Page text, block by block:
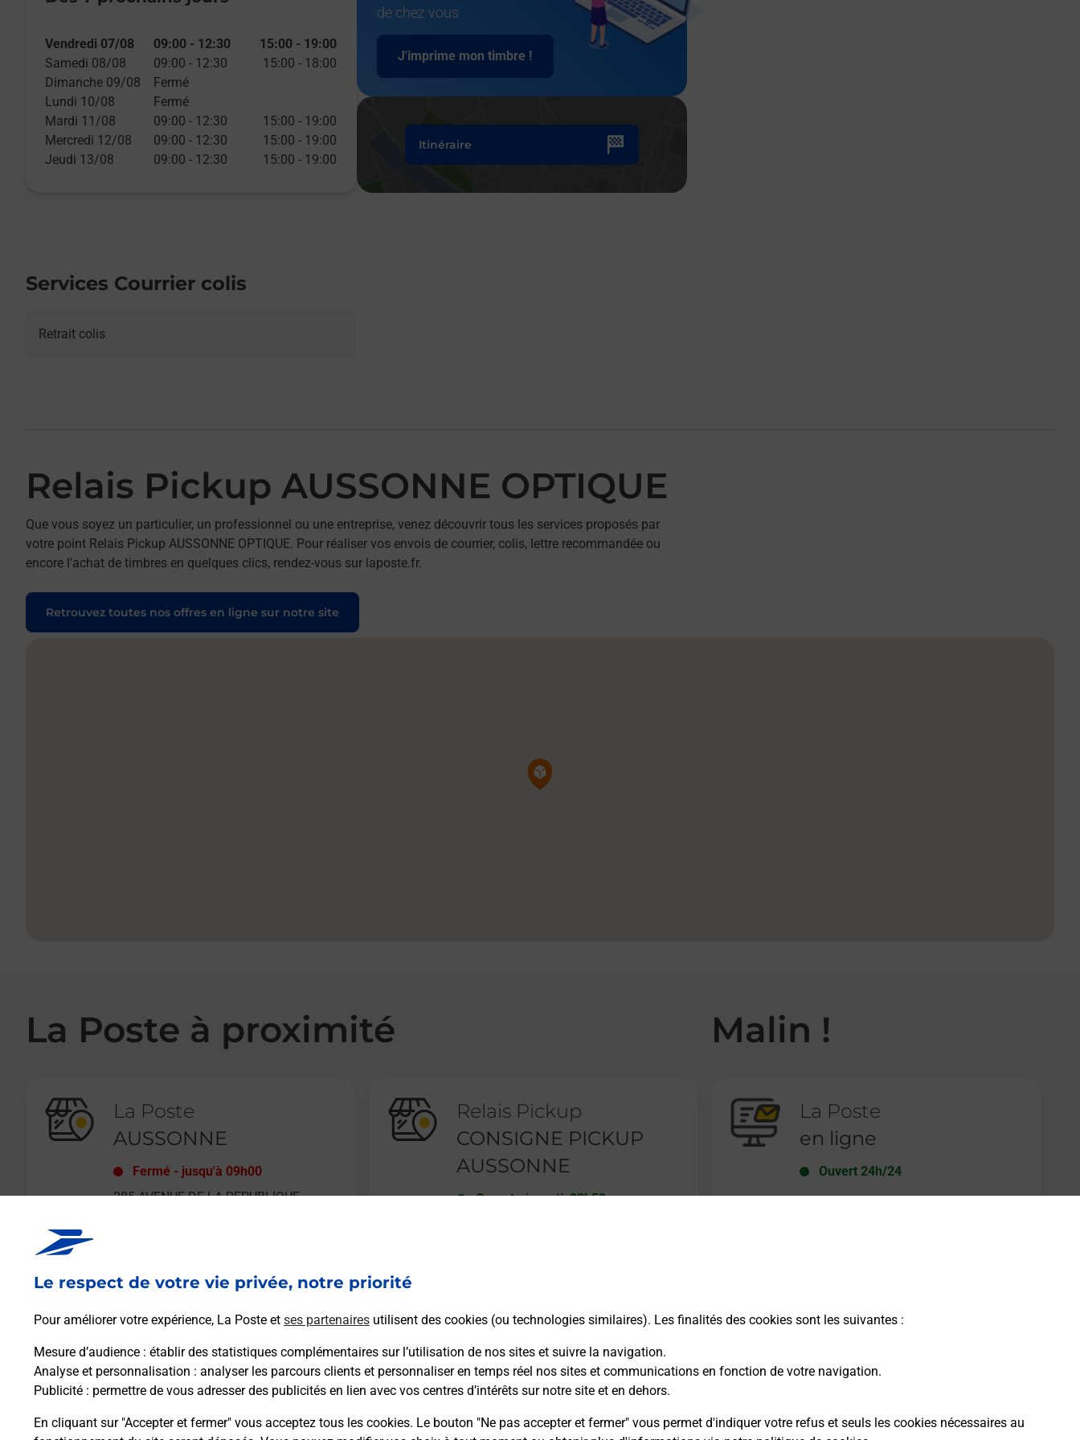
Le respect de votre vie privée, notre priorité
Pour améliorer votre expérience, La Poste et ses partenaires utilisent des cookies (ou technologies similaires). Les finalités des cookies sont les suivantes :
Mesure d’audience : établir des statistiques complémentaires sur l’utilisation de nos sites et suivre la navigation.
Analyse et personnalisation : analyser les parcours clients et personnaliser en temps réel nos sites et communications en fonction de votre navigation.
Publicité : permettre de vous adresser des publicités en lien avec vos centres d’intérêts sur notre site et en dehors.
En cliquant sur "Accepter et fermer" vous acceptez tous les cookies. Le bouton "Ne pas accepter et fermer" vous permet d'indiquer votre refus et seuls les cookies nécessaires au
Vendredi 07/08 09:00 - 12:30 15:00 - 19:00
Samedi 08/08
09:00 - 12:30 15:00 - 18:00
Dimanche 09/08
Fermé
Lundi 10/08
Fermé
Mardi 11/08
09:00 - 12:30 15:00 - 19:00
Mercredi 12/08
09:00 - 12:30 15:00 - 19:00
Jeudi 13/08
09:00 - 12:30 15:00 - 19:00
de chez vous
J'imprime mon timbre !
Itinéraire
Services Courrier colis
Retrait colis
Relais Pickup AUSSONNE OPTIQUE
Que vous soyez un particulier, un professionnel ou une entreprise, venez découvrir tous les services proposés par
votre point Relais Pickup AUSSONNE OPTIQUE. Pour réaliser vos envois de courrier, colis, lettre recommandée ou
encore l'achat de timbres en quelques clics, rendez-vous sur laposte.fr.
Retrouvez toutes nos offres en ligne sur notre site
Pin de la carte
La Poste à proximité
La Poste
AUSSONNE
Fermé - jusqu'à 09h00
285 AVENUE DE LA REPUBLIQUE
En savoir plus
Relais Pickup
CONSIGNE PICKUP
AUSSONNE
Ouvert-jusqu'à 23h59
Malin !
La Poste
en ligne
Ouvert 24h/24